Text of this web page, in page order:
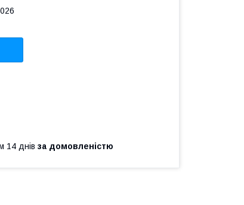
14 днів за домовленістю